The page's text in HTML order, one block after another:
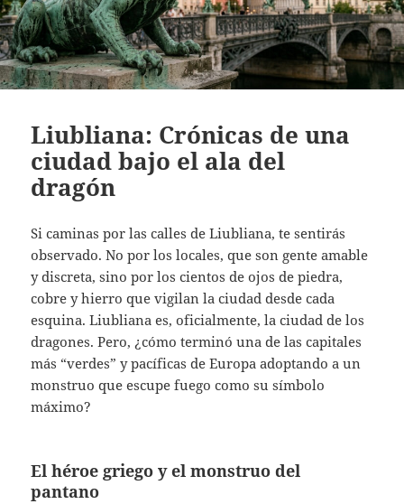
Liubliana: Crónicas de una
ciudad bajo el ala del
dragón
Si caminas por las calles de Liubliana, te sentirás
observado. No por los locales, que son gente amable
y discreta, sino por los cientos de ojos de piedra,
cobre y hierro que vigilan la ciudad desde cada
esquina. Liubliana es, oficialmente, la ciudad de los
dragones. Pero, ¿cómo terminó una de las capitales
más “verdes” y pacíficas de Europa adoptando a un
monstruo que escupe fuego como su símbolo
máximo?
El héroe griego y el monstruo del
pantano